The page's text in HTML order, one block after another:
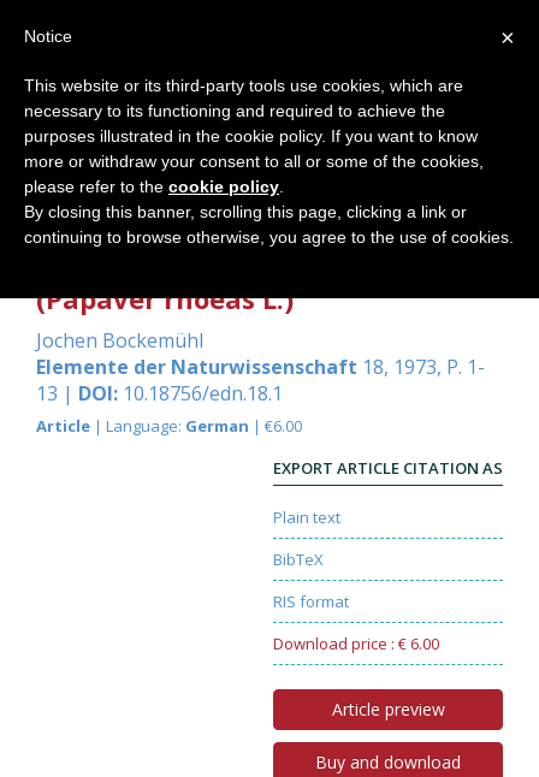
Vom Lesen im Buch der Natur am
(Papaver rhoeas L.)
Jochen Bockemühl
Elemente der Naturwissenschaft 18, 1973, P. 1-
13 | DOI: 10.18756/edn.18.1
Article | Language: German | €6.00
EXPORT ARTICLE CITATION AS
Plain text
BibTeX
RIS format
Download price : € 6.00
Article preview
Buy and download
×
Notice
This website or its third-party tools use cookies, which are
necessary to its functioning and required to achieve the
purposes illustrated in the cookie policy. If you want to know
more or withdraw your consent to all or some of the cookies,
please refer to the cookie policy
By closing this banner, scrolling this page, clicking a link or
continuing to browse otherwise, you agree to the use of cookies.